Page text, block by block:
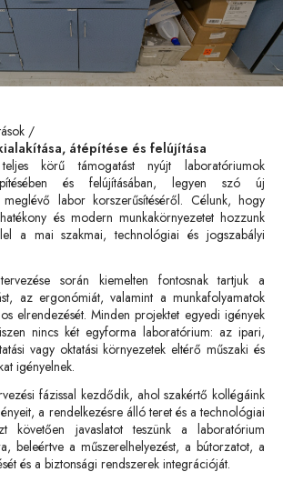
átépítése és felújítása
körű támogatást nyújt laboratóriumok
és felújításában, legyen szó új
labor korszerűsítéséről. Célunk, hogy
és modern munkakörnyezetet hozzunk
a mai szakmai, technológiai és jogszabályi
során kiemelten fontosnak tartjuk a
az ergonómiát, valamint a munkafolyamatok
elrendezését. Minden projektet egyedi igények
nincs két egyforma laboratórium: az ipari,
vagy oktatási környezetek eltérő műszaki és
igényelnek.
fázissal kezdődik, ahol szakértő kollégáink
a rendelkezésre álló teret és a technológiai
követően javaslatot teszünk a laboratórium
beleértve a műszerelhelyezést, a bútorzatot, a
és a biztonsági rendszerek integrációját.